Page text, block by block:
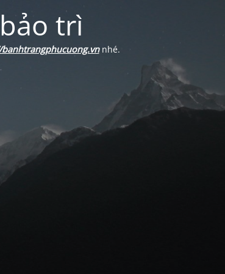
trì
nhé.